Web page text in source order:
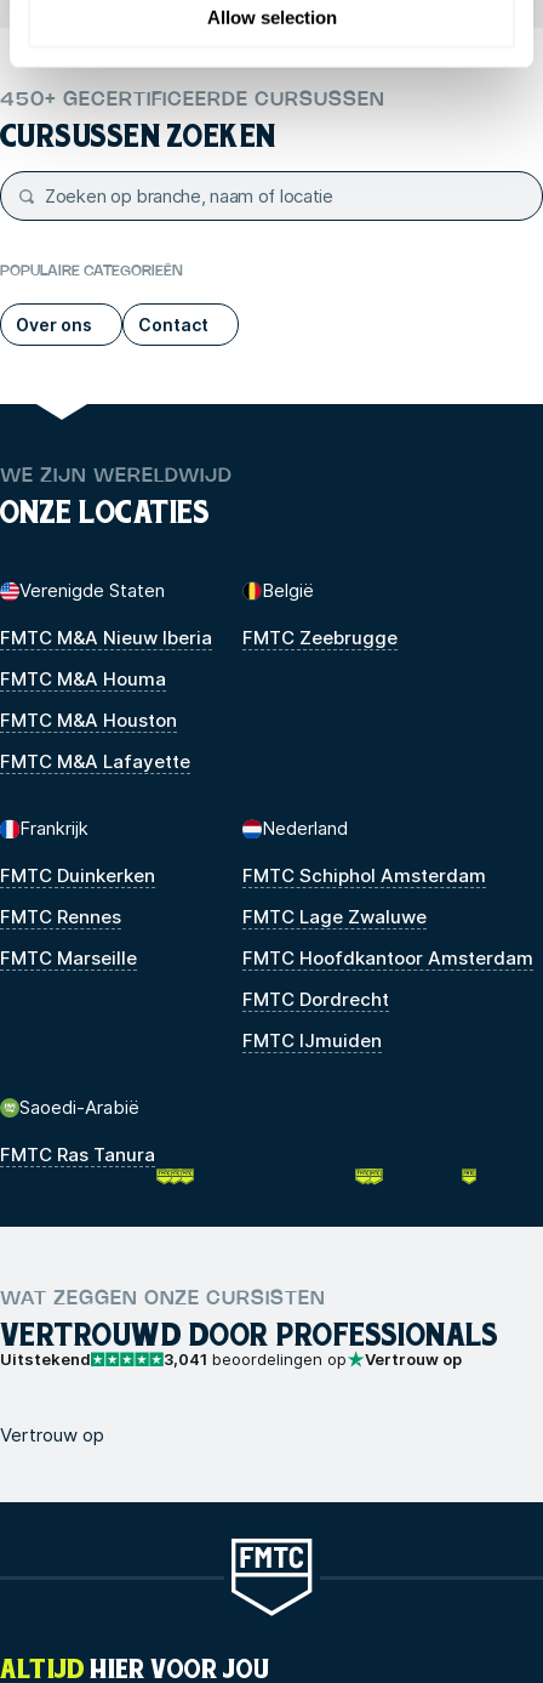
Allow selection
450+ GECERTIFICEERDE CURSUSSEN
CURSUSSEN ZOEKEN
POPULAIRE CATEGORIEËN
Over ons Contact
WE ZIJN WERELDWIJD
ONZE LOCATIES
Verenigde Staten
FMTC M&A Nieuw Iberia
FMTC M&A Houma
FMTC M&A Houston
FMTC M&A Lafayette
België
FMTC Zeebrugge
Frankrijk
FMTC Duinkerken
FMTC Rennes
FMTC Marseille
Nederland
FMTC Schiphol Amsterdam
FMTC Lage Zwaluwe
FMTC Hoofdkantoor Amsterdam
FMTC Dordrecht
FMTC IJmuiden
Saoedi-Arabië
FMTC Ras Tanura
WAT ZEGGEN ONZE CURSISTEN
VERTROUWD DOOR PROFESSIONALS
Uitstekend 3,041 beoordelingen op Vertrouw op
Vertrouw op
ALTIJD HIER VOOR JOU